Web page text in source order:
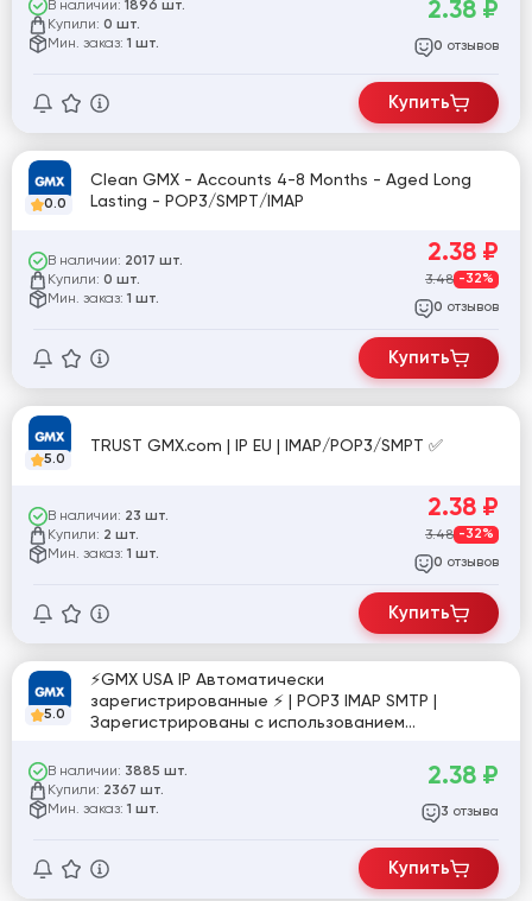
В наличии: 1896 шт.
Купили: 0 шт.
Мин. заказ: 1 шт.
2.38 ₽
0 отзывов
Купить
0.0
Clean GMX - Accounts 4-8 Months - Aged Long
Lasting - POP3/SMPT/IMAP
В наличии: 2017 шт.
Купили: 0 шт.
Мин. заказ: 1 шт.
2.38 ₽
3.48 -32%
0 отзывов
Купить
5.0
TRUST GMX.com | IP EU | IMAP/POP3/SMPT ✅
В наличии: 23 шт.
Купили: 2 шт.
Мин. заказ: 1 шт.
2.38 ₽
3.48 -32%
0 отзывов
Купить
5.0
⚡GMX USA IP Автоматически
зарегистрированные ⚡ | POP3 IMAP SMTP |
Зарегистрированы с использованием
прокси США 60+ отлёжки |⚡ Абсолютно чистые и
надёжные почты⚡
В наличии: 3885 шт.
Купили: 2367 шт.
Мин. заказ: 1 шт.
2.38 ₽
3 отзыва
Купить